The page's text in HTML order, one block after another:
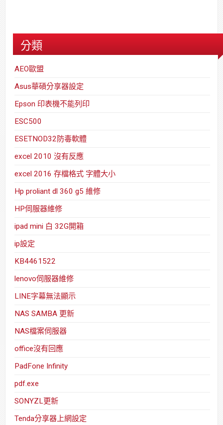
分類
AEO歐盟
Asus華碩分享器設定
Epson 印表機不能列印
ESC500
ESETNOD32防毒軟體
excel 2010 沒有反應
excel 2016 存檔格式 字體大小
Hp proliant dl 360 g5 維修
HP伺服器維修
ipad mini 白 32G開箱
ip設定
KB4461522
lenovo伺服器維修
LINE字幕無法顯示
NAS SAMBA 更新
NAS檔案伺服器
office沒有回應
PadFone Infinity
pdf.exe
SONYZL更新
Tenda分享器上網設定